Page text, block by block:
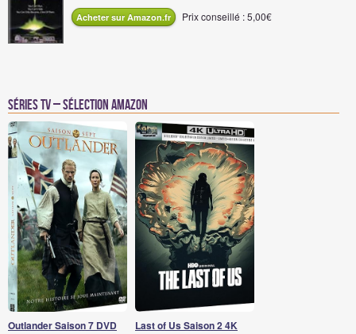
Acheter sur Amazon.fr Prix conseillé : 5,00€
Séries TV – Sélection Amazon
Outlander Saison 7 DVD Last of Us Saison 2 4K